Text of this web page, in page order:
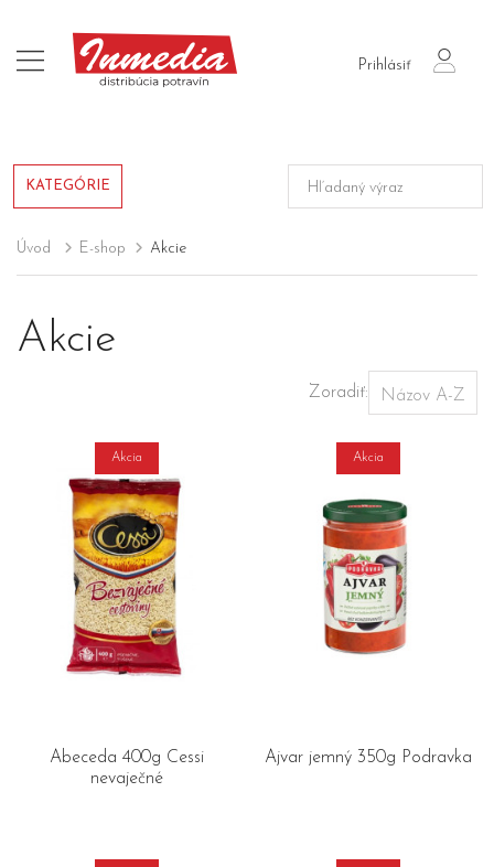
Prihlásiť
login
KATEGÓRIE
Úvod E-shop Akcie
Akcie
Zoradiť:
Akcia
Abeceda 400g Cessi
nevaječné
Akcia
Ajvar jemný 350g Podravka